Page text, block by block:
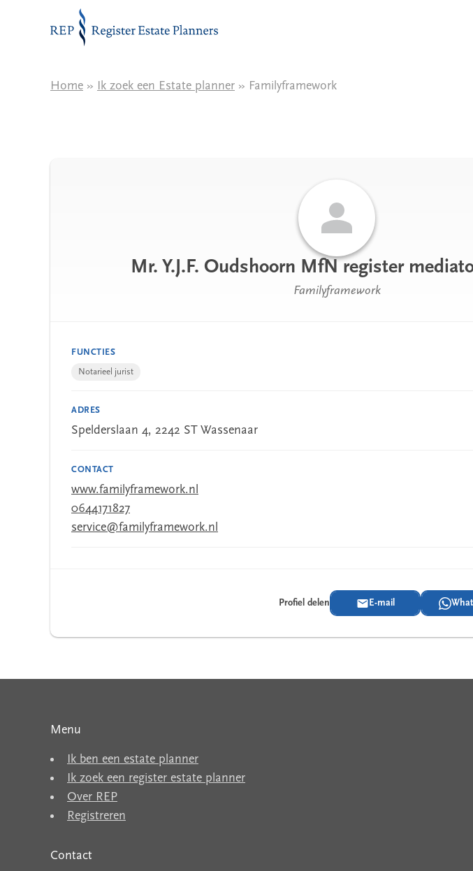
Naar de inhoud
Home » Ik zoek een Estate planner » Familyframework
Mr. Y.J.F. Oudshoorn MfN register
Familyframework
FUNCTIES
Notarieel jurist
ADRES
Spelderslaan 4, 2242 ST Wassenaar
CONTACT
www.familyframework.nl
0644171827
service@familyframework.nl
Profiel delen E-mail
Menu
Ik ben een estate planner
Ik zoek een register estate planner
Over REP
Registreren
Contact